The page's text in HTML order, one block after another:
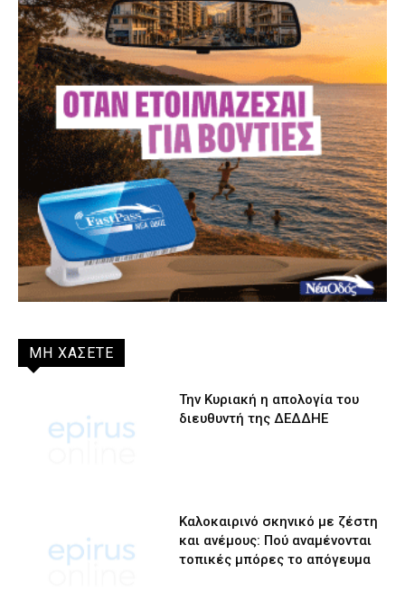
ΜΗ ΧΑΣΕΤΕ
Την Κυριακή η απολογία του
διευθυντή της ΔΕΔΔΗΕ
Καλοκαιρινό σκηνικό με ζέστη
και ανέμους: Πού αναμένονται
τοπικές μπόρες το απόγευμα